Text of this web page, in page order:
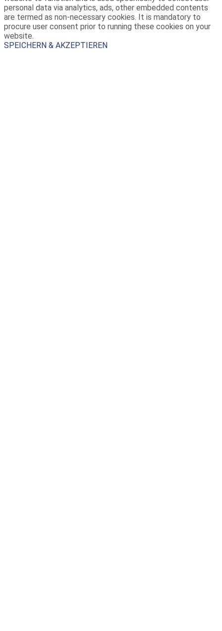
personal data via analytics, ads, other embedded contents
are termed as non-necessary cookies. It is mandatory to
procure user consent prior to running these cookies on your
website.
SPEICHERN & AKZEPTIEREN